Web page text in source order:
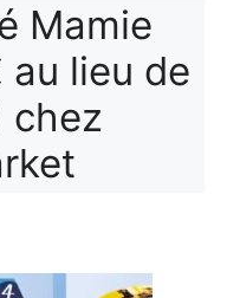
Mamie
au lieu de
chez